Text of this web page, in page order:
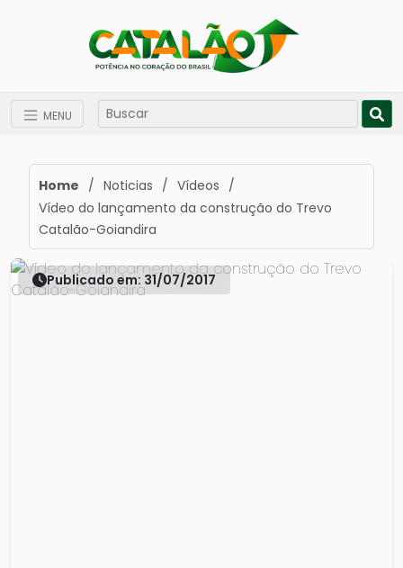
MENU
Home / Noticias / Vídeos /
Vídeo do lançamento da construção do Trevo
Catalão-Goiandira
Publicado em: 31/07/2017